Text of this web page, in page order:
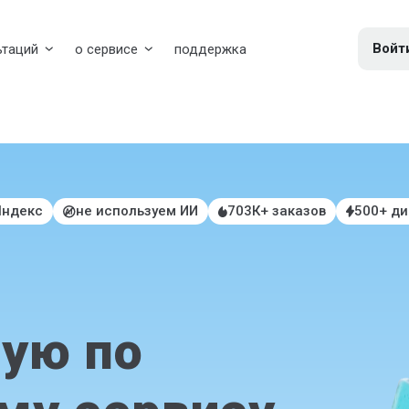
о сервисе поддержка
не используем ИИ 703К+ заказов 500+
по